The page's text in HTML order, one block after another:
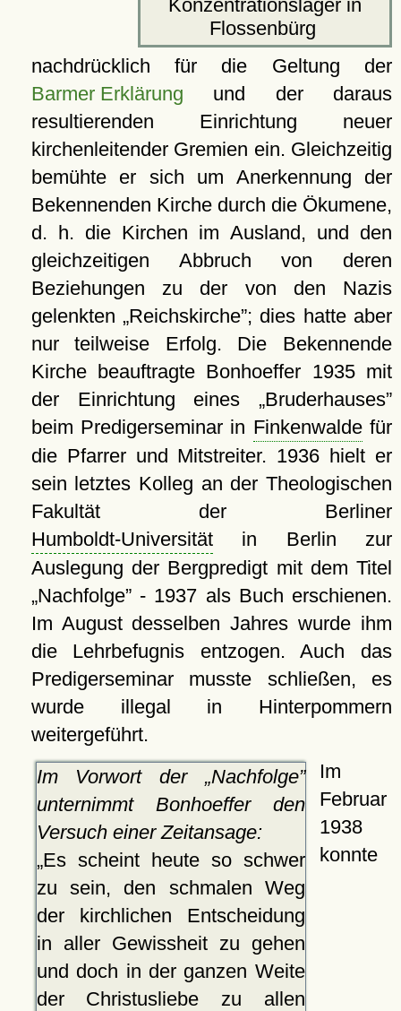
Konzentrationslager in
Flossenbürg
nachdrücklich für die Geltung der
Barmer Erklärung und der daraus
resultierenden Einrichtung neuer
kirchenleitender Gremien ein. Gleichzeitig
bemühte er sich um Anerkennung der
Bekennenden Kirche durch die Ökumene,
d. h. die Kirchen im Ausland, und den
gleichzeitigen Abbruch von deren
Beziehungen zu der von den Nazis
gelenkten Reichskirche ; dies hatte aber
nur teilweise Erfolg. Die Bekennende
Kirche beauftragte Bonhoeffer 1935 mit
der Einrichtung eines
Bruderhauses
beim Predigerseminar in Finkenwaldefür
die Pfarrer und Mitstreiter. 1936 hielt er
sein letztes Kolleg an der Theologischen
Fakultät der Berliner
Humboldt-Universitätin Berlin zur
Auslegung der Bergpredigt mit dem Titel
Nachfolge - 1937 als Buch erschienen.
Im August desselben Jahres wurde ihm
die Lehrbefugnis entzogen. Auch das
Predigerseminar musste schließen, es
wurde illegal in Hinterpommern
weitergeführt.
Im Vorwort der
Nachfolge
unternimmt Bonhoeffer den
Versuch einer Zeitansage:
Es scheint heute so schwer
zu sein, den schmalen Weg
der kirchlichen Entscheidung
in aller Gewissheit zu gehen
und doch in der ganzen Weite
der Christusliebe zu allen
Im
Februar
1938
konnte